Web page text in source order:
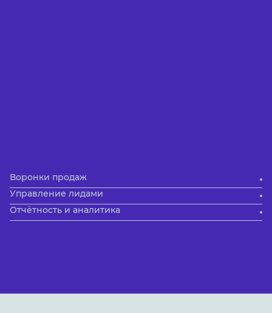
Воронки продаж
Управление лидами
Отчётность и аналитика